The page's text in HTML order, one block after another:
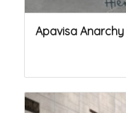
Apavisa Anarchy